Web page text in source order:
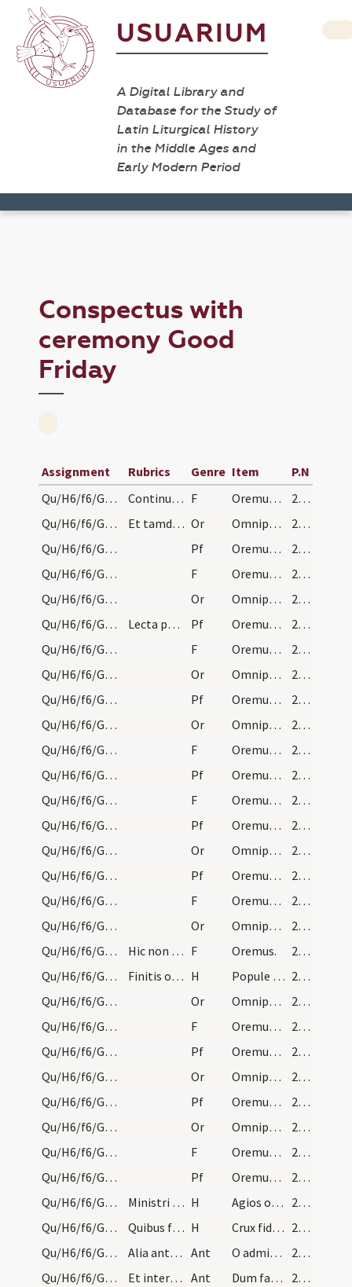
USUARIUM
A Digital Library and
Database for the Study of
Latin Liturgical History
in the Middle Ages and
Early Modern Period
Conspectus with
ceremony Good
Friday
Assignment Rubrics Genre Item
P.N
Qu/H6/f6/Good Friday/1
Continuo dicat Oremus, diaconus Flectamus genua. F Oremus. Flectamus genua.
240 (104v)
Qu/H6/f6/Good Friday/1
Et tamdiu clerus et populus genu flectent quousqu… Or Omnipotens sempiterne Deus qui gloriam
240 (104v)
Qu/H6/f6/Good Friday/2
Pf Oremus et pro beatissimo papa nostro
240 (104v)
Qu/H6/f6/Good Friday/2
F Oremus. Flectamus genua.
240 (104v)
Qu/H6/f6/Good Friday/2
Or Omnipotens sempiterne Deus cuius iudicio
240 (104v)
Qu/H6/f6/Good Friday/1
Lecta passione incipiat sacerdos orationes pro va… Pf Oremus dilectissimi nobis pro ecclesia sancta Dei
240 (104v)
Qu/H6/f6/Good Friday/6
F Oremus. Flectamus genua.
241 (105r)
Qu/H6/f6/Good Friday/6
Or Omnipotens sempiterne Deus maestorum consolatio
241 (105r)
Qu/H6/f6/Good Friday/6
Pf Oremus dilectissimi nobis Deum
241 (105r)
Qu/H6/f6/Good Friday/5
Or Omnipotens sempiterne Deus qui Ecclesiam
241 (105r)
Qu/H6/f6/Good Friday/5
F Oremus. Flectamus genua.
241 (105r)
Qu/H6/f6/Good Friday/5
Pf Oremus et pro cathecumenis nostris
241 (105r)
Qu/H6/f6/Good Friday/4
F Oremus. Flectamus genua.
241 (105r)
Qu/H6/f6/Good Friday/4
Pf Oremus et pro christianissimo rege nostro
241 (105r)
Qu/H6/f6/Good Friday/3
Or Omnipotens sempiterne Deus cuius spiritu
241 (105r)
Qu/H6/f6/Good Friday/3
Pf Oremus et pro omnibus episcopis
241 (105r)
Qu/H6/f6/Good Friday/3
F Oremus. Flectamus genua.
241 (105r)
Qu/H6/f6/Good Friday/4
Or Omnipotens sempiterne Deus in cuius manu ... Romanum benignus imperium ... dextera comprimantur.
241 (105r)
Qu/H6/f6/Good Friday/8
Hic non dicimus Flectamus genua. F Oremus.
242 (105v)
Qu/H6/f6/Good Friday
Finitis orationibus duo sacerdotes et ministri in… H Popule meus
242 (105v)
Qu/H6/f6/Good Friday/9
Or Omnipotens sempiterne Deus qui non mortem
242 (105v)
Qu/H6/f6/Good Friday/9
F Oremus. Flectamus genua.
242 (105v)
Qu/H6/f6/Good Friday/9
Pf Oremus et pro paganis
242 (105v)
Qu/H6/f6/Good Friday/8
Or Omnipotens sempiterne Deus qui etiam iudaicam
242 (105v)
Qu/H6/f6/Good Friday/8
Pf Oremus et pro perfidis Iudaeis
242 (105v)
Qu/H6/f6/Good Friday/7
Or Omnipotens sempiterne Deus qui salvas
242 (105v)
Qu/H6/f6/Good Friday/7
F Oremus. Flectamus genua.
242 (105v)
Qu/H6/f6/Good Friday/7
Pf Oremus et pro haereticis et schismaticis
242 (105v)
Qu/H6/f6/Good Friday
Ministri sive pueri respondeant: H Agios o Theos
243 (106r)
Qu/H6/f6/Good Friday
Quibus finitis duo cantent hos versus sequentes.… H Crux fidelis
243 (106r)
Qu/H6/f6/Good Friday/3
Alia antiphona Ant O admirabile pretium
243 (106r)
Qu/H6/f6/Good Friday/2
Et interim sacerdotes et populus adoratam crucem… Ant Dum fabricator mundi
243 (106r)